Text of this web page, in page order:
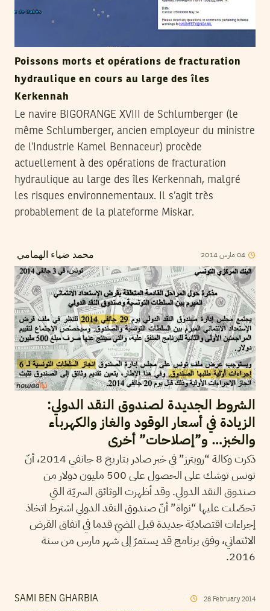
Poissons morts et opérations de fracturation
hydraulique en cours au large des îles
Kerkennah
Le navire BIGORANGE XVIII de Schlumberger (le
même Schlumberger, ancien employeur du ministre
de l’Industrie Kamel Bennaceur) procède
actuellement à des opérations de fracturation
hydraulique au large des îles Kerkennah, malgré
les risques environnementaux. Il s’agit très
probablement de la plateforme Miskar.
محمد ضياء الهمامي 04مارس2014
الشروط الجديدة لصندوق النقد الدولي:
الزيادة في أسعار الوقود والغاز والكهرباء
والخبز… و”إصلاحات” أخرى
ذكرت وكالة “رويترز” في خبر صادر بتاريخ 8 جانفي 2014، أنّ
تونس توشك على الحصول على 500 مليون دولار من
صندوق النقد الدولي. وقد أظهرت الوثائق السريّة التي
تحصّلت عليها “نواة” أنّ صندوق النقد الدولي اشترط اتخاذ
إجراءات اقتصاديّة جديدة قبل المضيّ قدما في اتفاق القرض
الائتماني، وفق برنامج قد يستمرّ إلى شهر مارس من سنة
2016.
SAMI BEN GHARBIA 28 February 2014